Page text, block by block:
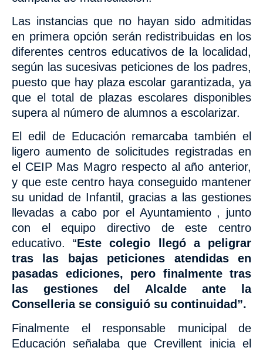
Las instancias que no hayan sido admitidas
en primera opción serán redistribuidas en los
diferentes centros educativos de la localidad,
según las sucesivas peticiones de los padres,
puesto que hay plaza escolar garantizada, ya
que el
total de plazas escolares disponibles
supera al número de alumnos a escolarizar.
El edil de Educación remarcaba también el
ligero aumento de solicitudes registradas en
el CEIP Mas Magro respecto al año anterior,
y que este centro haya conseguido mantener
su unidad de Infantil, gracias a las gestiones
llevadas a cabo por el Ayuntamiento , junto
con el equipo directivo de este centro
educativo. “Este colegio llegó a peligrar
tras las bajas peticiones atendidas en
pasadas ediciones, pero finalmente tras
las gestiones del Alcalde ante la
Conselleria se consiguió su continuidad”.
Finalmente el responsable municipal de
Educación señalaba que Crevillent inicia el